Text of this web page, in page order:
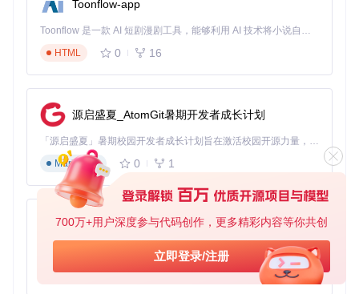
700万+用户深度参与代码创作，更多精彩内容等你共创
立即登录/注册
批量保存：将搜索结果列表中的所有歌词一键保存
文件夹关联：自动将歌词文件与音乐文件同名关联
[!TIP] 建议启用"智能命名"功能，系统会根据音乐文件元信
智能批处理引擎：让海量歌词获取自动化
面对成百上千首歌曲的歌词批量处理需求，传统工具往往需要
逐一点击保存，耗费大量时间。该工具研发的智能批处理引擎
彻底改变了这一现状，通过三大核心技术实现自动化歌词管
文件夹扫描模式
通过"文件→扫描目录"功能选择存放音乐文件的文件夹，工具
会自动分析音频文件的元数据（ID3标签），批量匹配并下载
对应歌词，整个过程无需人工干预。
Toonflow-app
Toonflow 是一款 AI 短剧漫剧工具，能够利用 AI 技术将小说自动转化为剧本，并结合 AI 生成的图片和视频，实现高效的短剧创作。借助 Toonflow，可以轻松完成从文字到影像的全流程，让短剧制作变得更加智能与便捷。
HTML
0 16
源启盛夏_AtomGit暑期开发者成长计划
「源启盛夏」暑期校园开发者成长计划旨在激活校园开源力量，通过积分激励、认证扶持、资源倾斜等形式，引导高校组织和开发者完成「入驻 — 建项目 — 做贡献 — 获认证 — 得资源」的完整闭环。无论你是想带领社团入驻平台的组织者，还是希望用代码贡献证明自己的开发者，都能在这里找到属于你的成长路径。
Markdown
0 1
AionUi
免费、本地、开源的 24/7 全天候 Cowork 应用，以及适用于 Gemini CLI、Claude Code、Codex、OpenCode、Qwen Code、Goose CLI、Auggie 等的 OpenClaw | 🌟 喜欢就点star吧
TypeScript
0 6